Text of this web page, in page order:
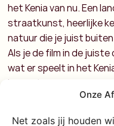
Onze
Net zoals jij houden
het Kenia van nu. Een
straatkunst, heerlijke
natuur die je juist
Als je de film in de
wat er speelt in het
bewuster.